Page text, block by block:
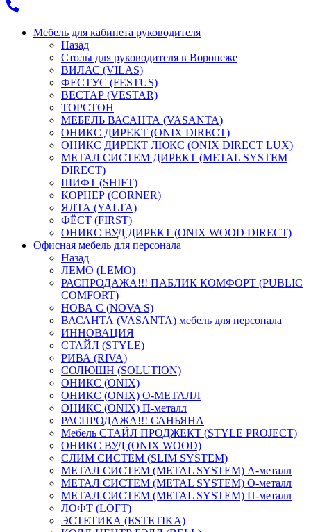
Мебель для кабинета руководителя
Назад
Столы для руководителя в Воронеже
ВИЛАС (VILAS)
ФЕСТУС (FESTUS)
ВЕСТАР (VESTAR)
ТОРСТОН
МЕБЕЛЬ ВАСАНТА (VASANTA)
ОНИКС ДИРЕКТ (ONIX DIRECT)
ОНИКС ДИРЕКТ ЛЮКС (ONIX DIRECT LUX)
МЕТАЛ СИСТЕМ ДИРЕКТ (METAL SYSTEM
DIRECT)
ШИФТ (SHIFT)
КОРНЕР (CORNER)
ЯЛТА (YALTA)
ФЁСТ (FIRST)
ОНИКС ВУД ДИРЕКТ (ONIX WOOD DIRECT)
Офисная мебель для персонала
Назад
ЛЕМО (LEMO)
РАСПРОДАЖА!!! ПАБЛИК КОМФОРТ (PUBLIC
COMFORT)
НОВА С (NOVA S)
ВАСАНТА (VASANTA) мебель для персонала
ИННОВАЦИЯ
СТАЙЛ (STYLE)
РИВА (RIVA)
СОЛЮШН (SOLUTION)
ОНИКС (ONIX)
ОНИКС (ONIX) O-МЕТАЛЛ
ОНИКС (ONIX) П-металл
РАСПРОДАЖА!!! САНЬЯНА
Мебель СТАЙЛ ПРОДЖЕКТ (STYLE PROJECT)
ОНИКС ВУД (ONIX WOOD)
СЛИМ СИСТЕМ (SLIM SYSTEM)
МЕТАЛ СИСТЕМ (METAL SYSTEM) А-металл
МЕТАЛ СИСТЕМ (METAL SYSTEM) О-металл
МЕТАЛ СИСТЕМ (METAL SYSTEM) П-металл
ЛОФТ (LOFT)
ЭСТЕТИКА (ESTETIKA)